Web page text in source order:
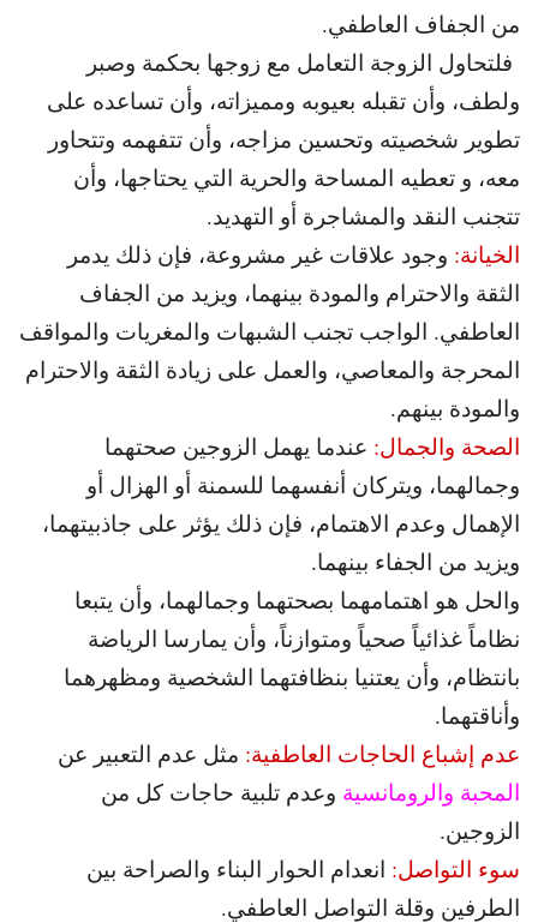
من الجفاف العاطفي.
فلتحاول الزوجة التعامل مع زوجها بحكمة وصبر
ولطف، وأن تقبله بعيوبه ومميزاته، وأن تساعده على
تطوير شخصيته وتحسين مزاجه، وأن تتفهمه وتتحاور
معه، و تعطيه المساحة والحرية التي يحتاجها، وأن
تتجنب النقد والمشاجرة أو التهديد.
الخيانة: وجود علاقات غير مشروعة، فإن ذلك يدمر
الثقة والاحترام والمودة بينهما، ويزيد من الجفاف
العاطفي. الواجب تجنب الشبهات والمغريات والمواقف
المحرجة والمعاصي، والعمل على زيادة الثقة والاحترام
والمودة بينهم.
الصحة والجمال: عندما يهمل الزوجين صحتهما
وجمالهما، ويتركان أنفسهما للسمنة أو الهزال أو
الإهمال وعدم الاهتمام، فإن ذلك يؤثر على جاذبيتهما،
ويزيد من الجفاء بينهما.
والحل هو اهتمامهما بصحتهما وجمالهما، وأن يتبعا
نظاماً غذائياً صحياً ومتوازناً، وأن يمارسا الرياضة
بانتظام، وأن يعتنيا بنظافتهما الشخصية ومظهرهما
وأناقتهما.
عدم إشباع الحاجات العاطفية: مثل عدم التعبير عن
المحبة والرومانسية وعدم تلبية حاجات كل من
الزوجين.
سوء التواصل: انعدام الحوار البناء والصراحة بين
الطرفين وقلة التواصل العاطفي.